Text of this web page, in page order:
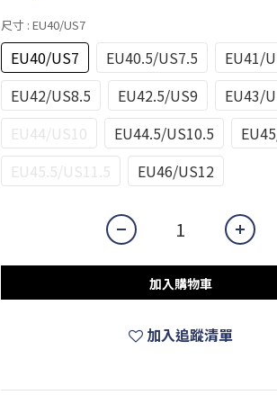
尺寸 : EU40/US7
EU40/US7 EU40.5/US7.5
EU41/
EU42/US8.5
EU42.5/US9
EU43/
EU44/US10
EU44.5/US10.5
EU45.5/US11.5
EU46/US12
加入購物車
加入追蹤清單